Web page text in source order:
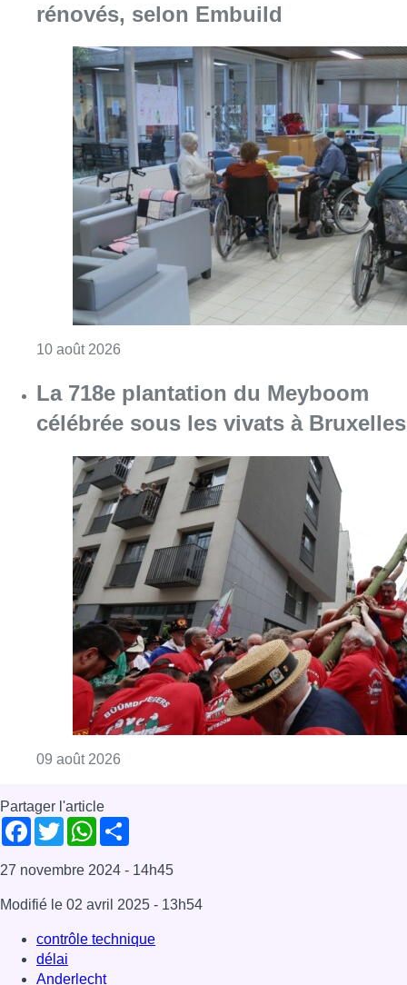
rénovés, selon Embuild
10 août 2026
La 718e plantation du Meyboom
célébrée sous les vivats à Bruxelles
09 août 2026
Partager l'article
Facebook
TwitterWhatsApp
27 novembre 2024 - 14h45
Modifié le 02 avril 2025 - 13h54
contrôle technique
délai
Anderlecht